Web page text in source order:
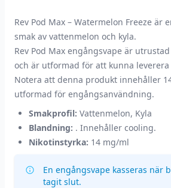
Rev Pod Max – Watermelon Freeze är
smak av vattenmelon och kyla.
Rev Pod Max engångsvape är
och är utformad för att kunna
Notera att denna produkt innehåller
utformad för engångsanvändning.
Smakprofil: Vattenmelon, Kyla
Blandning: . Innehåller cooling.
Nikotinstyrka: 14 mg/ml
En engångsvape kasseras när
tagit slut.